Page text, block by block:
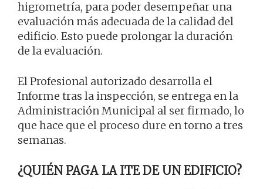
higrometría, para poder desempeñar una
evaluación más adecuada de la calidad del
edificio. Esto puede prolongar la duración
de la evaluación.
El Profesional autorizado desarrolla el
Informe tras la inspección, se entrega en la
Administración Municipal al ser firmado, lo
que hace que el proceso dure en torno a tres
semanas.
¿QUIÉN PAGA LA ITE DE UN EDIFICIO?